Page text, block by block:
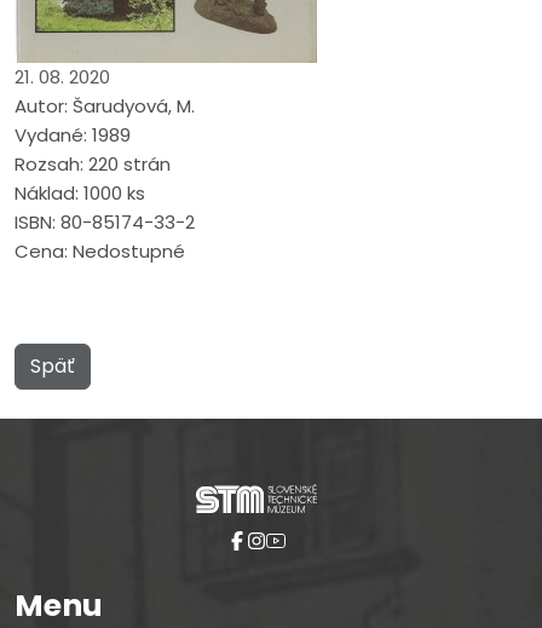
21. 08. 2020
Autor: Šarudyová, M.
Vydané: 1989
Rozsah: 220 strán
Náklad: 1000 ks
ISBN: 80-85174-33-2
Cena: Nedostupné
Späť
Menu